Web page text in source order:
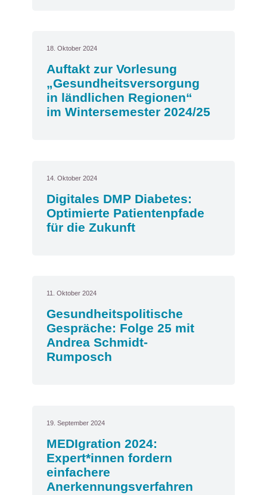
18. Oktober 2024
Auftakt zur Vorlesung
„Gesundheitsversorgung
in ländlichen Regionen“
im Wintersemester 2024/25
14. Oktober 2024
Digitales DMP Diabetes:
Optimierte Patientenpfade
für die Zukunft
11. Oktober 2024
Gesundheitspolitische
Gespräche: Folge 25 mit
Andrea Schmidt-
Rumposch
19. September 2024
MEDIgration 2024:
Expert*innen fordern
einfachere
Anerkennungsverfahren